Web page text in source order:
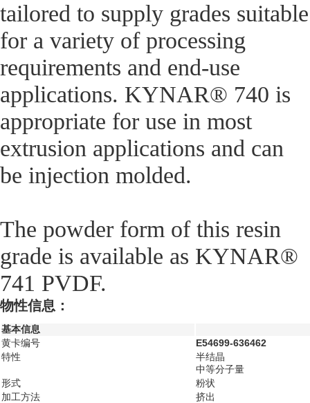
tailored to supply grades suitable
for a variety of processing
requirements and end-use
applications. KYNAR® 740 is
appropriate for use in most
extrusion applications and can
be injection molded.
The powder form of this resin
grade is available as KYNAR®
741 PVDF.
物性信息：
基本信息
黄卡编号
E54699-636462
特性
半结晶
中等分子量
形式
粉状
加工方法
挤出